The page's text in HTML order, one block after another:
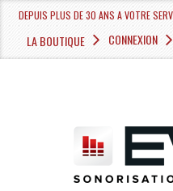
DEPUIS PLUS DE 30 ANS A VOTRE
LA BOUTIQUE CONNEXION